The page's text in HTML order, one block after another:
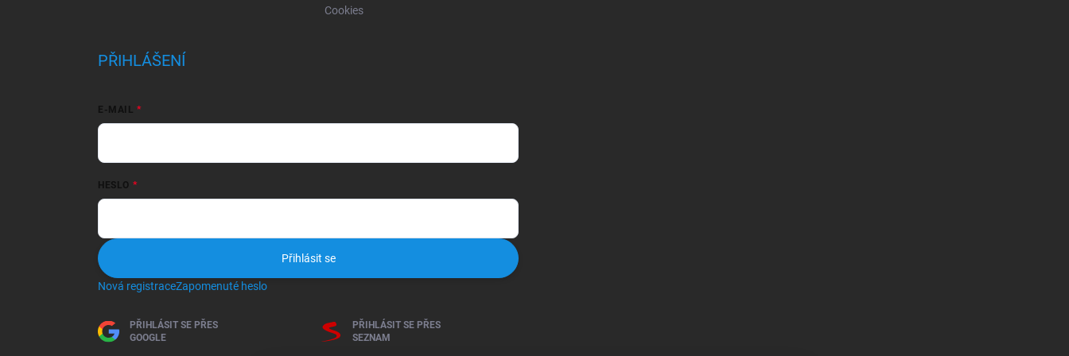
Cookies
PŘIHLÁŠENÍ
E-MAIL
HESLO
Přihlásit se
Nová registraceZapomenuté heslo
PŘIHLÁSIT SE PŘES
GOOGLE
PŘIHLÁSIT SE PŘES
SEZNAM